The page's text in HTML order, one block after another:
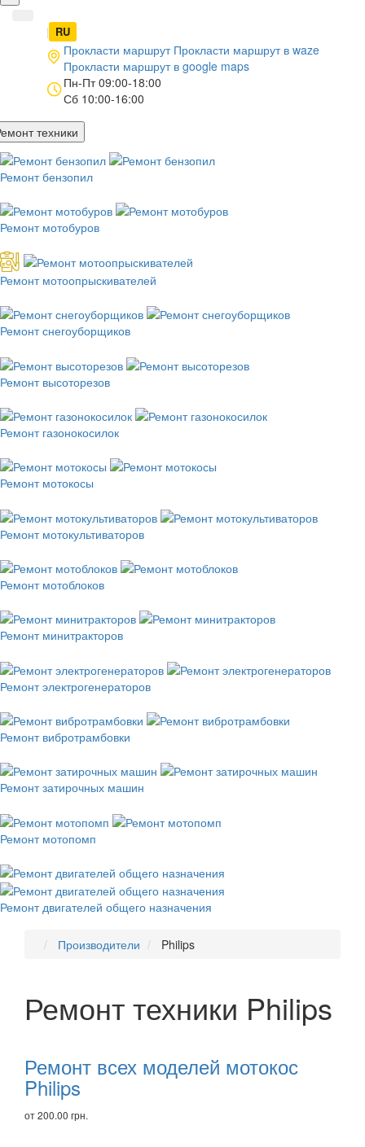
| RU
Прокласти маршрут Прокласти маршрут в waze
Прокласти маршрут в google maps
Пн-Пт 09:00-18:00
Сб 10:00-16:00
техники
Ремонт бензопил
Ремонт мотобуров
Ремонт мотоопрыскивателей
Ремонт снегоуборщиков
Ремонт высоторезов
Ремонт газонокосилок
Ремонт мотокосы
Ремонт мотокультиваторов
Ремонт мотоблоков
Ремонт минитракторов
Ремонт электрогенераторов
Ремонт вибротрамбовки
Ремонт затирочных машин
Ремонт мотопомп
Ремонт двигателей общего назначения
Производители Philips
Ремонт техники Philips
товары
Ремонт всех моделей мотокос
Philips
от 200.00 грн.